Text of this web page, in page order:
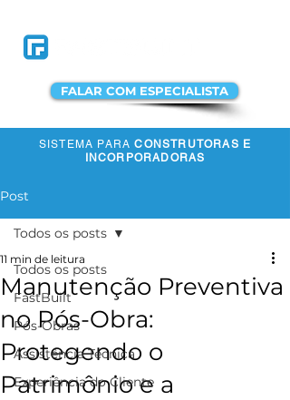
FALAR COM ESPECIALISTA
ACESSAR A
SISTEMA PARACONSTRUTORAS E
INCORPORADORAS
Post
Todos os posts
FastBuilt
Pós-Obras
Assistência Técnica
Experiência do Cliente
Todos os posts
Manutenção Preventiva
no Pós-Obra:
Protegendo o
Patrimônio e a
11 min de leitura